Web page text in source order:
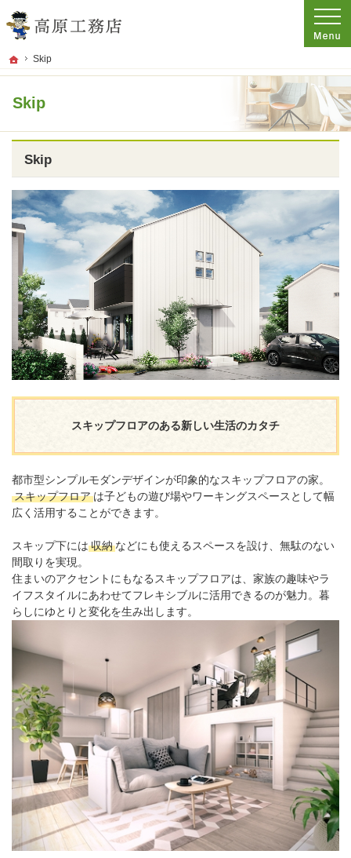
ホーム
Skip
Skip
プロの目線からご提案。香川県観音寺市の注文住宅・新築戸建てを手がける工務
香川県観音寺市・注文住宅・新築戸建てを手がける工務店なら高原工務店
Skip
スキップフロアのある新しい生活のカタチ
都市型シンプルモダンデザインが印象的なスキップフロアの家。
スキップフロア は子どもの遊び場やワーキングスペースとして幅
広く活用することができます。
スキップ下には 収納 などにも使えるスペースを設け、無駄のない
間取りを実現。
住まいのアクセントにもなるスキップフロアは、家族の趣味やラ
イフスタイルにあわせてフレキシブルに活用できるのが魅力。暮
らしにゆとりと変化を生み出します。